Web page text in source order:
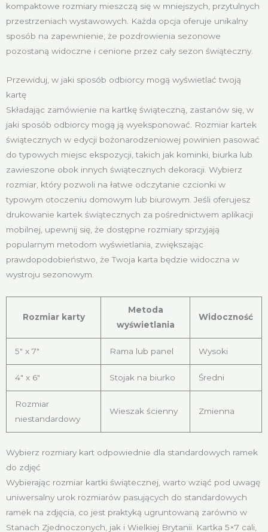
kompaktowe rozmiary mieszczą się w mniejszych, przytulnych
przestrzeniach wystawowych. Każda opcja oferuje unikalny
sposób na zapewnienie, że pozdrowienia sezonowe
pozostaną widoczne i cenione przez cały sezon świąteczny.
Przewiduj, w jaki sposób odbiorcy mogą wyświetlać twoją
kartę
Składając zamówienie na kartkę świąteczną, zastanów się, w
jaki sposób odbiorcy mogą ją wyeksponować. Rozmiar kartek
świątecznych w edycji bożonarodzeniowej powinien pasować
do typowych miejsc ekspozycji, takich jak kominki, biurka lub
zawieszone obok innych świątecznych dekoracji. Wybierz
rozmiar, który pozwoli na łatwe odczytanie czcionki w
typowym otoczeniu domowym lub biurowym. Jeśli oferujesz
drukowanie kartek świątecznych za pośrednictwem aplikacji
mobilnej, upewnij się, że dostępne rozmiary sprzyjają
popularnym metodom wyświetlania, zwiększając
prawdopodobieństwo, że Twoja karta będzie widoczna w
wystroju sezonowym.
Rozmiar karty
Metoda
wyświetlania
Widoczność
5″ x 7″ Rama lub panel Wysoki
4″ x 6″ Stojak na biurko Średni
Rozmiar
niestandardowy
Wieszak ścienny Zmienna
Wybierz rozmiary kart odpowiednie dla standardowych ramek
do zdjęć
Wybierając rozmiar kartki świątecznej, warto wziąć pod uwagę
uniwersalny urok rozmiarów pasujących do standardowych
ramek na zdjęcia, co jest praktyką ugruntowaną zarówno w
Stanach Zjednoczonych, jak i Wielkiej Brytanii. Kartka 5×7 cali,